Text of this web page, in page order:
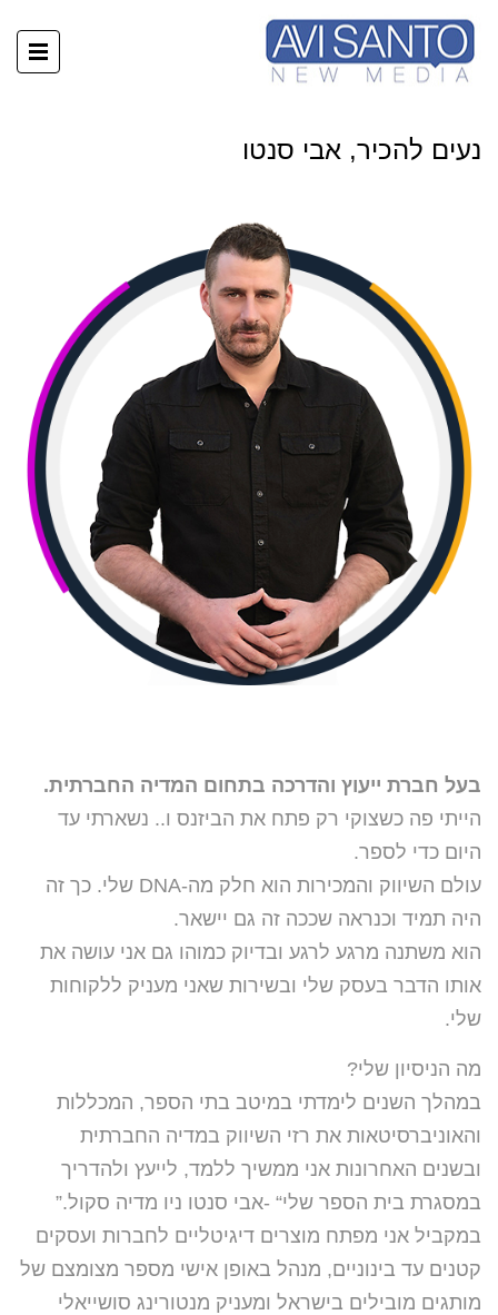
נעים להכיר, אבי סנטו
בעל חברת ייעוץ והדרכה בתחום המדיה החברתית.
הייתי פה כשצוקי רק פתח את הביזנס ו.. נשארתי עד
היום כדי לספר.
עולם השיווק והמכירות הוא חלק מה-DNA שלי. כך זה
היה תמיד וכנראה שככה זה גם יישאר.
הוא משתנה מרגע לרגע ובדיוק כמוהו גם אני עושה את
אותו הדבר בעסק שלי ובשירות שאני מעניק ללקוחות
שלי.
מה‭ ‬הניסיון‭ ‬שלי‭?‬‬‬‬
‬והאוניברסיטאות‭ ‬את‭ ‬רזי‭ ‬השיווק‭ ‬במדיה‭ ‬החברתית
‬במסגרת‭ ‬בית‭ ‬הספר‭ ‬שלי‭- “‬אבי‭ ‬סנטו‭ ‬ניו‭ ‬מדיה‭ ‬סקול‭”.‬‬‬
במקביל אני מפתח מוצרים דיגיטליים לחברות ועסקים
קטנים עד בינוניים, מנהל באופן אישי מספר מצומצם של
מותגים מובילים בישראל ומעניק מנטורינג סושייאלי